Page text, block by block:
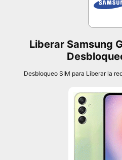
Liberar Samsung
Desbloqueo SIM para Liberar la